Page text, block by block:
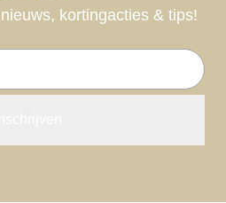
kortingacties & tips!